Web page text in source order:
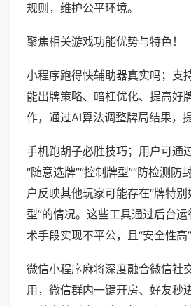
规则，维护公平环境。
聚焦相关游戏功能优势与特色！
小程序跑得快辅助器真实吗；支
能出牌策略、暗杠优化、提高好
作，通过AI算法调整牌局结果，
手机跑胡子必胜技巧；用户可通
“随意选牌”“控制牌型”“防检测防
户反映其他玩家可能存在“牌特别
型”的情况。这些工具通过后台
术手段实现不平公，且“安全性高
微信小程序麻将深度融合微信社
用，微信群内一键开房、好友秒